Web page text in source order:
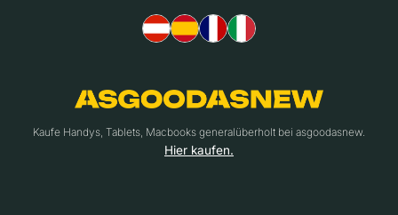
Kaufe Handys, Tablets, Macbooks generalüberholt bei asgoodasnew.
Hier kaufen.